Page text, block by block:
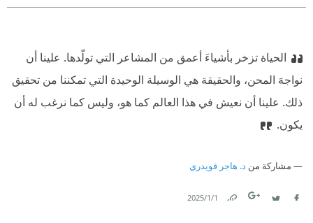
الحياة تزخر بأشياءَ أعمق من المشاعر التي تولّدها. علينا أن
نواجهَ المحن، والحقيقة هي الوسيلة الوحيدة التي تمكننا من تحقيق
ذلك. علينا أن نعيش في هذا العالم كما هو، وليس كما نرغب له أن
يكون.
مشاركة من د. هاجر قويدري
1‏/1‏/2025